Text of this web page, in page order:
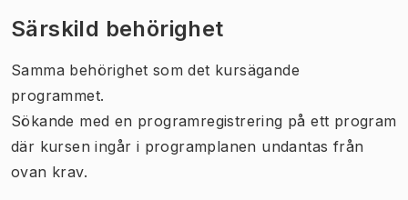
Särskild behörighet
Samma behörighet som det kursägande
programmet.
Sökande med en programregistrering på ett program
där kursen ingår i programplanen undantas från
ovan krav.